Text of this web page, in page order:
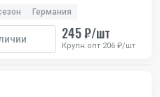
Германия
245 ₽/шт
Крупн.опт 206 ₽/шт